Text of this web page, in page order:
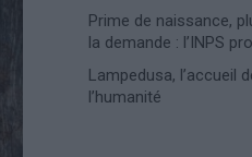
Prime de naissance,
la demande : l’INPS
Lampedusa, l’accueil
l’humanité